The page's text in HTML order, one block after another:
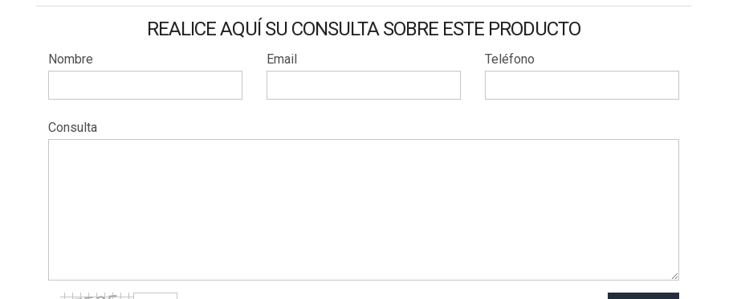
REALICE AQUÍ SU CONSULTA SOBRE ESTE PRODUCTO
Nombre Email Teléfono
Consulta